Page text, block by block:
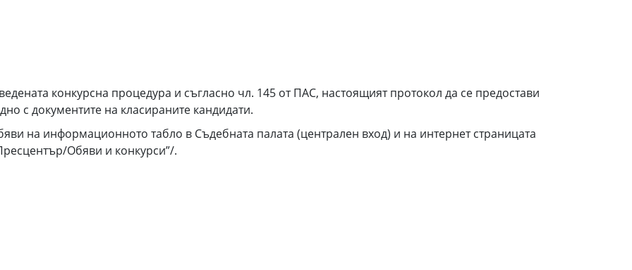
конкурсна процедура и съгласно чл. 145 от ПАС, настоящият протокол да се предостави
с документите на класираните кандидати.
на информационното табло в Съдебната палата (централен вход) и на интернет страницата
Обяви и конкурси”/.